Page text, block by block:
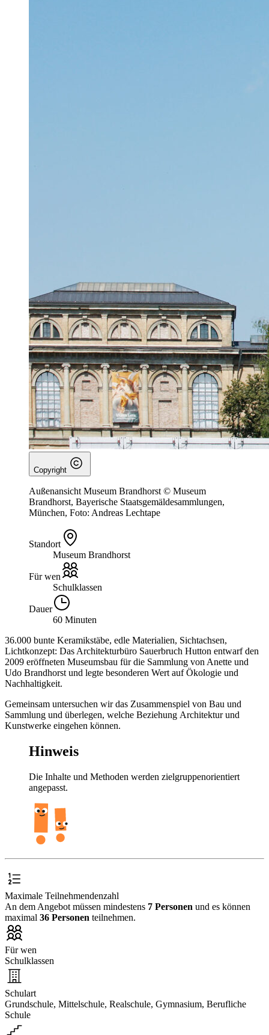
Copyright
Außenansicht Museum Brandhorst © Museum
Brandhorst, Bayerische Staatsgemäldesammlungen,
München, Foto: Andreas Lechtape
Standort
Museum Brandhorst
Für wen
Schulklassen
Dauer
60 Minuten
36.000 bunte Keramikstäbe, edle Materialien, Sichtachsen,
Lichtkonzept: Das Architekturbüro Sauerbruch Hutton entwarf den
2009 eröffneten Museumsbau für die Sammlung von Anette und
Udo Brandhorst und legte besonderen Wert auf Ökologie und
Nachhaltigkeit.
Gemeinsam untersuchen wir das Zusammenspiel von Bau und
Sammlung und überlegen, welche Beziehung Architektur und
Kunstwerke eingehen können.
Hinweis
Die Inhalte und Methoden werden zielgruppenorientiert
angepasst.
Maximale Teilnehmendenzahl
An dem Angebot müssen mindestens 7 Personen und es können
maximal 36 Personen teilnehmen.
Für wen
Schulklassen
Schulart
Grundschule, Mittelschule, Realschule, Gymnasium, Berufliche
Schule